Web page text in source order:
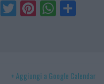
Fa
ce
Tw
itt
Pi
nt
t
W
ha
p
+ Aggiungi a Google Calendar